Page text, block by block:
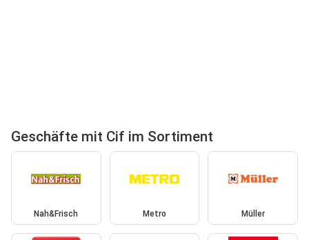
Geschäfte mit Cif im Sortiment
Nah&Frisch Metro Müller